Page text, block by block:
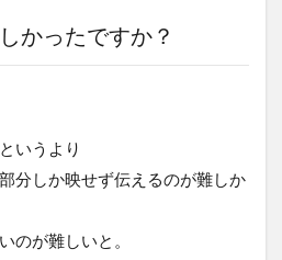
かったですか？
いうより
分しか映せず伝えるのが難しか
のが難しいと。